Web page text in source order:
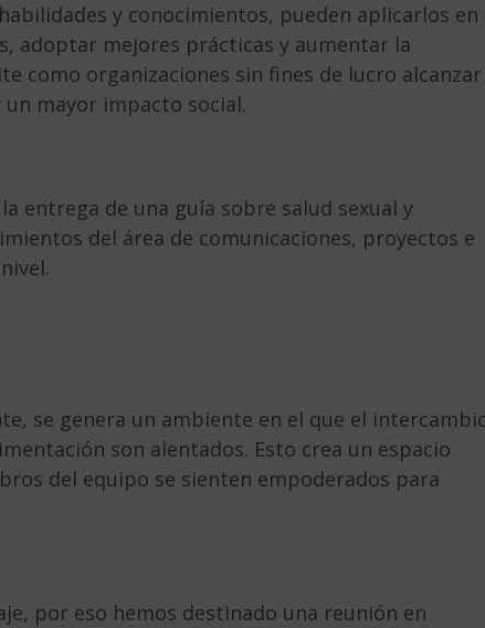
y conocimientos, pueden aplicarlos en
adoptar mejores prácticas y aumentar la
como organizaciones sin fines de lucro alcanzar
mayor impacto social.
entrega de una guía sobre salud sexual y
del área de comunicaciones, proyectos e
se genera un ambiente en el que el
son alentados. Esto crea un espacio
del equipo se sienten empoderados para
por eso hemos destinado una reunión en